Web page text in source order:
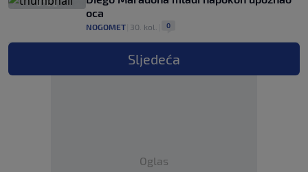
oca
NOGOMET 30. kol. 0
Sljedeća
Oglas